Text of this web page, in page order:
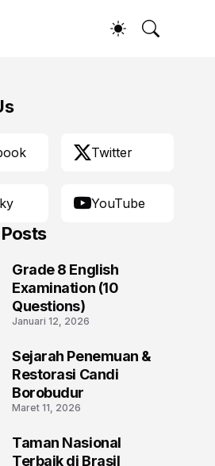
Twitter
YouTube
Grade 8 English
Examination (10
Questions)
Januari 12, 2026
Sejarah Penemuan &
Restorasi Candi
Borobudur
Maret 11, 2026
Taman Nasional
Terbaik di Brasil